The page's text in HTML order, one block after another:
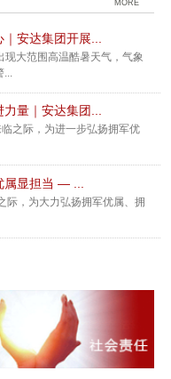
MORE
安达集团开展...
现大范围高温酷暑天气，气象
...
量｜安达集团...
之际，为进一步弘扬拥军优
属显担当 — ...
际，为大力弘扬拥军优属、拥